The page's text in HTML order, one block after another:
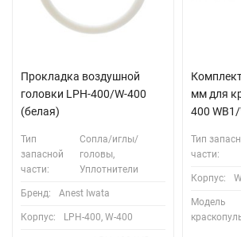
Прокладка воздушной
головки LPH-400/W-400
(белая)
Тип
запасной
части:
Сопла/иглы/
головы,
Уплотнители
Бренд: Anest Iwata
Корпус: LPH-400, W-400
мм для
400
Тип
части:
Корпус:
Модель